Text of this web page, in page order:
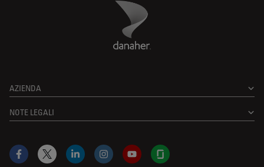
Danaher Logo
AZIENDA
NOTE LEGALI
Facebook
X LinkedInInstagramYouTubeGlassdoor